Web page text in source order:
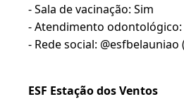
- Sala de vacinação: Sim
- Atendimento odontológico:
- Rede social:
ESF Estação dos Ventos